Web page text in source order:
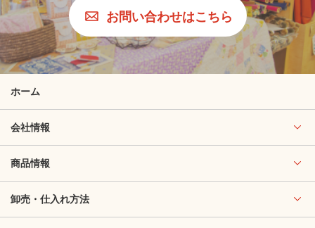
お問い合わせはこちら
ホーム
会社情報
商品情報
卸売・仕入れ方法